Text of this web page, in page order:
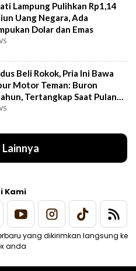
Lampung Pulihkan Rp1,14
Uang Negara, Ada
Dolar dan Emas
Beli Rokok, Pria Ini Bawa
Motor Teman: Buron
Tertangkap Saat Pulang
Kami
yang dikirimkan langsung ke
anda